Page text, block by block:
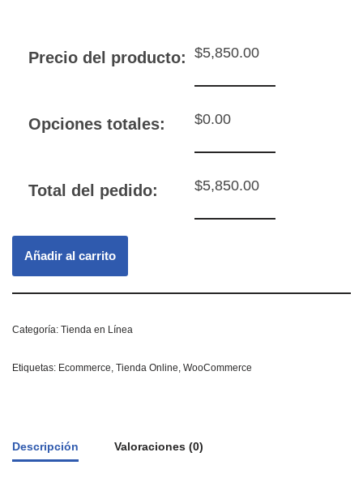
Precio del producto: $5,850.00
Opciones totales: $0.00
Total del pedido: $5,850.00
Añadir al carrito
Categoría: Tienda en Línea
Etiquetas: Ecommerce Tienda Online WooCommerce
Descripción Valoraciones (0)